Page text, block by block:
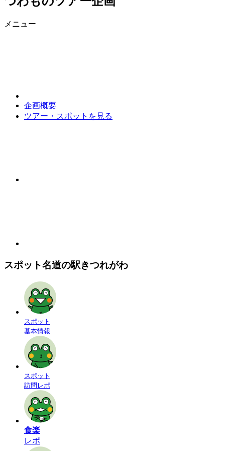
メニュー
企画概要
ツアー・スポットを見る
スポット名道の駅きつれがわ
スポット
基本情報
スポット
訪問レポ
食楽
レポ